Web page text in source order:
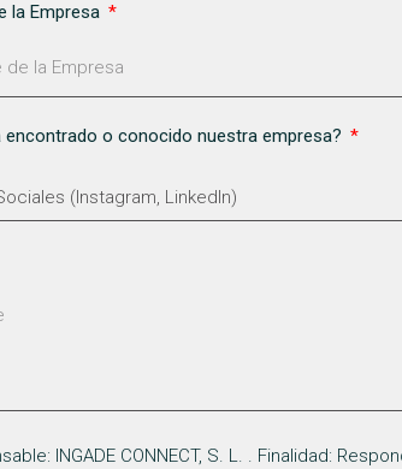
la Empresa
encontrado o conocido nuestra empresa?
INGADE CONNECT, S. L. . Finalidad: